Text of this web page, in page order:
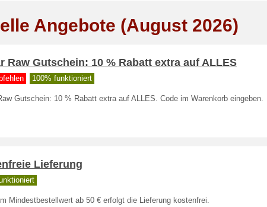
Angebote (August 2026)
Raw Gutschein: 10 % Rabatt extra auf ALLES
100% funktioniert
Gutschein: 10 % Rabatt extra auf ALLES. Code im Warenkorb eingeben.
Lieferung
Mindestbestellwert ab 50 € erfolgt die Lieferung kostenfrei.